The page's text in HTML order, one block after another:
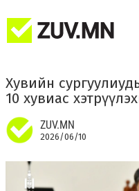
Хувийн
10 хувиас
ZUV.MN
2026/06/10